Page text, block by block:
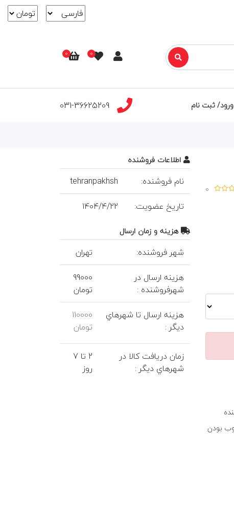
0
0
ورود/ ثبت نام 031-36625209
0
بودن
اطلاعات فروشنده
نام فروشنده:
tehranpakhsh
تاريخ عضويت:
1404/4/22
هزينه و زمان ارسال
شهر فروشنده:
تهران
هزينه ارسال در
شهرفروشنده :
99000
تومان
هزينه ارسال تا شهرهاي
ديگر :
110000
تومان
زمان دريافت کالا در
شهرهاي ديگر :
2 تا 7
روز